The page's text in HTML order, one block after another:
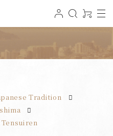
ロ
グ 索
0
ア
t
g
a
Tradition
Tensuiren